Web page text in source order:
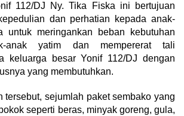
112/DJ Ny. Tika Fiska ini bertujuan
dan perhatian kepada anak-
untuk meringankan beban kebutuhan
anak yatim dan mempererat tali
keluarga besar Yonif 112/DJ dengan
yang membutuhkan.
tersebut, sejumlah paket sembako yang
seperti beras, minyak goreng, gula,